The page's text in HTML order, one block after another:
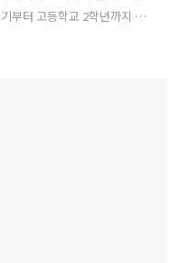
부터 고등학교 2학년까지 야
서 열심히 공부해서 진짜 판